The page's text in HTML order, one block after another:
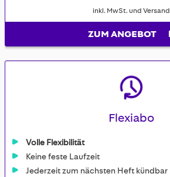
inkl. MwSt. und Versand
ZUM ANGEBOT
Flexiabo
Volle Flexibilität
Keine feste Laufzeit
Jederzeit zum nächsten Heft kündbar